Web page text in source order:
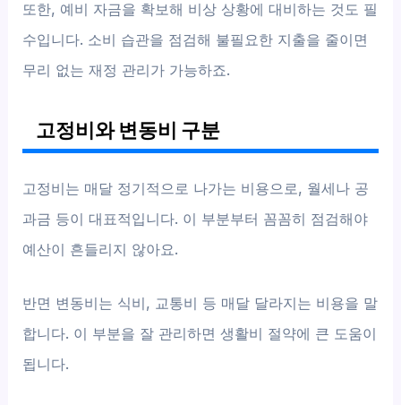
또한, 예비 자금을 확보해 비상 상황에 대비하는 것도 필
수입니다. 소비 습관을 점검해 불필요한 지출을 줄이면
무리 없는 재정 관리가 가능하죠.
고정비와 변동비 구분
고정비는 매달 정기적으로 나가는 비용으로, 월세나 공
과금 등이 대표적입니다. 이 부분부터 꼼꼼히 점검해야
예산이 흔들리지 않아요.
반면 변동비는 식비, 교통비 등 매달 달라지는 비용을 말
합니다. 이 부분을 잘 관리하면 생활비 절약에 큰 도움이
됩니다.